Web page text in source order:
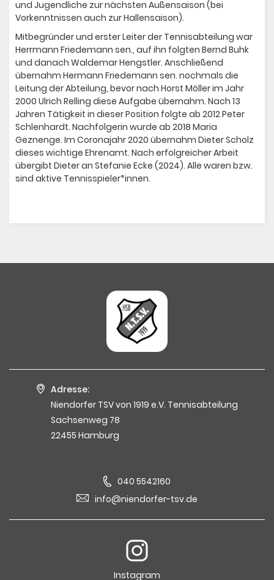
und Jugendliche zur nächsten Außensaison (bei
Vorkenntnissen auch zur Hallensaison).
Mitbegründer und erster Leiter der Tennisabteilung war
Herrmann Friedemann sen., auf ihn folgten Bernd Buhk
und danach Waldemar Hengstler. Anschließend
übernahm Hermann Friedemann sen. nochmals die
Leitung der Abteilung, bevor nach Horst Möller im Jahr
2000 Ulrich Relling diese Aufgabe übernahm. Nach 13
Jahren Tätigkeit in dieser Position folgte ab 2012 Peter
Schlenhardt. Nachfolgerin wurde ab 2018 Maria
Geznenge. Im Coronajahr 2020 übernahm Dieter Scholz
dieses wichtige Ehrenamt. Nach erfolgreicher Arbeit
übergibt Dieter an Stefanie Ecke (2024). Alle waren bzw.
sind aktive Tennisspieler*innen.
Adresse:
Niendorfer TSV von 1919 e.V. Tennisabteilung
Sachsenweg 78
22455 Hamburg
040 5542160
info@niendorfer-tsv.de
Instagram